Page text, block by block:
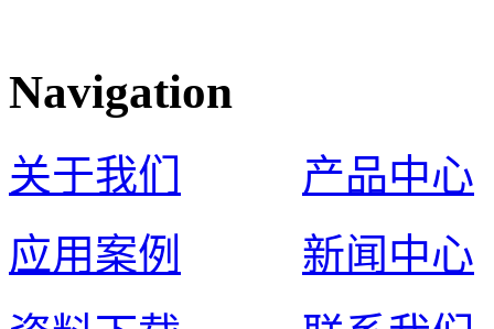
Navigation
关于我们
产品中心
应用案例
新闻中心